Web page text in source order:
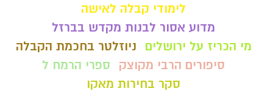
לימודי קבלה לאישה
מדוע אסור לבנות מקדש בברזל
מי הכריז על ירושלים
ניוזלטר בחכמת הקבלה
סיפורים הרבי מקוצק
ספרי הרמח ל
סקר בחירות מאקו